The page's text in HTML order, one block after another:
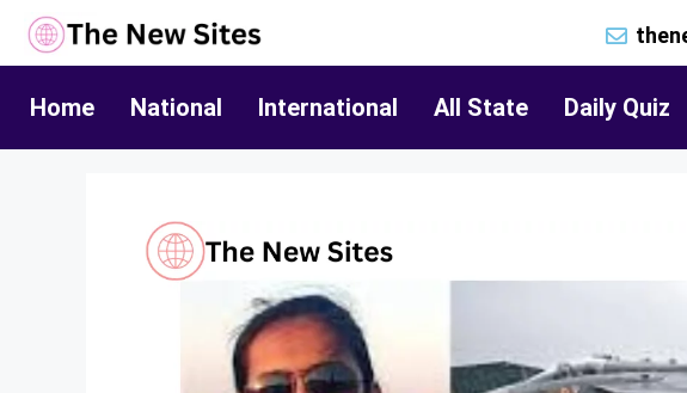
Home National International All State Daily Quiz